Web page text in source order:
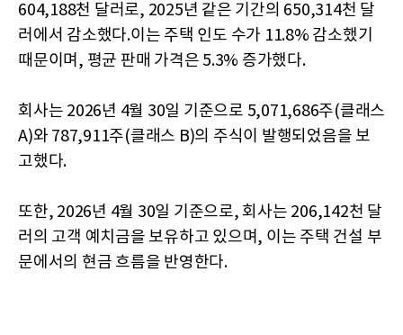
604,188천 달러로, 2025년 같은 기간의 650,314천 달
러에서 감소했다.이는 주택 인도 수가 11.8% 감소했기
때문이며, 평균 판매 가격은 5.3% 증가했다.
회사는 2026년 4월 30일 기준으로 5,071,686주(클래스
A)와 787,911주(클래스 B)의 주식이 발행되었음을 보
고했다.
또한, 2026년 4월 30일 기준으로, 회사는 206,142천 달
러의 고객 예치금을 보유하고 있으며, 이는 주택 건설 부
문에서의 현금 흐름을 반영한다.